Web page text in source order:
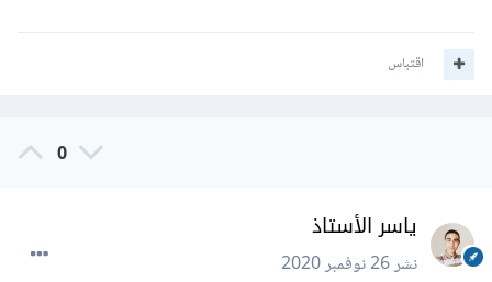
اقتباس
0
ياسر الأستاذ
نشر26 نوفمبر 2020